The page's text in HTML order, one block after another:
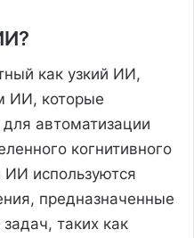
как узкий ИИ,
ИИ, которые
автоматизации
когнитивного
ИИ используются
предназначенные
таких как